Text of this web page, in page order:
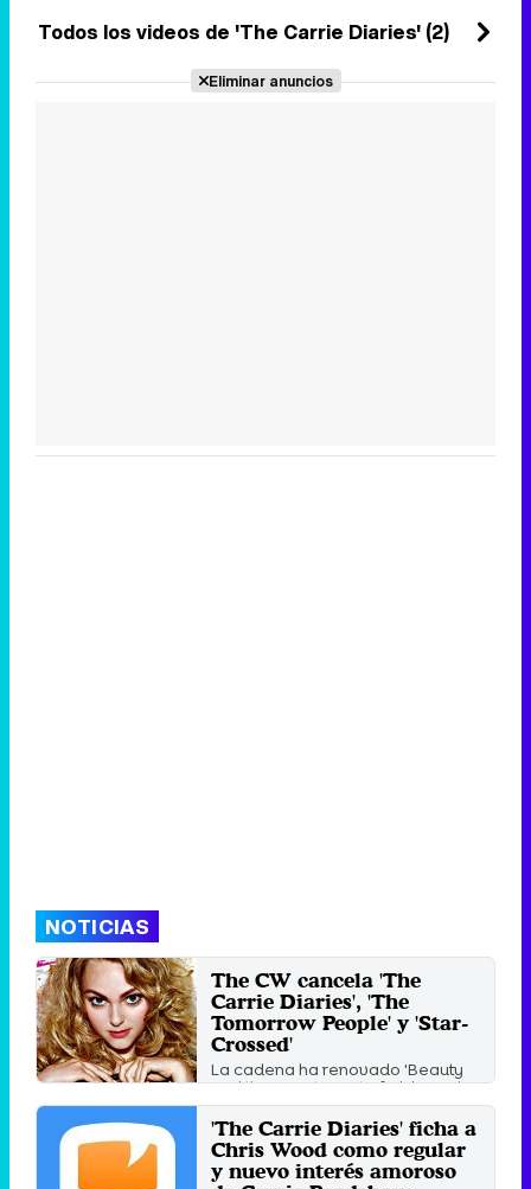
Todos los videos de 'The Carrie Diaries' (2)
Eliminar anuncios
NOTICIAS
The CW cancela 'The
Carrie Diaries', 'The
Tomorrow People' y 'Star-
Crossed'
La cadena ha renovado 'Beauty
and the Beast', 'Hart of Dixie' y 'The
100'.
Viernes 9 Mayo 2014 12:03
'The Carrie Diaries' ficha a
Chris Wood como regular
y nuevo interés amoroso